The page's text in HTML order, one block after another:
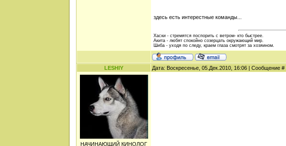
здесь есть интерестные команды...
Хаски - стремятся поспорить с ветром- кто быстрее.
Акита - любят спокойно созерцать окружающий мир.
Шиба - уходя по следу, краем глаза смотрят за хозяином.
LESHIY Дата: Воскресенье, 05.Дек.2010, 16:06 | Сообщение #
НАЧИНАЮЩИЙ КИНОЛОГ